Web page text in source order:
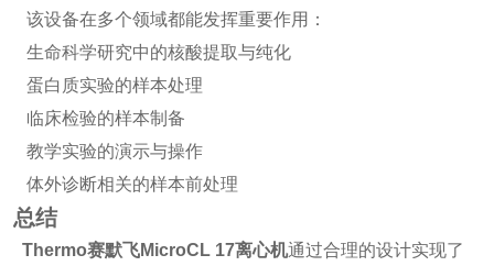
该设备在多个领域都能发挥重要作用：
生命科学研究中的核酸提取与纯化
蛋白质实验的样本处理
临床检验的样本制备
教学实验的演示与操作
体外诊断相关的样本前处理
总结
Thermo赛默飞MicroCL 17离心机通过合理的设计实现了